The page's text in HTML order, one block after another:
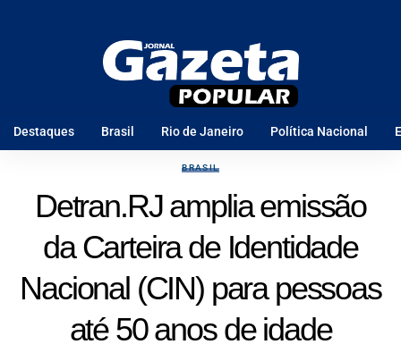
Destaques Brasil Rio de Janeiro Política Nacional
BRASIL
Detran.RJ amplia emissão
da Carteira de Identidade
Nacional (CIN) para pessoas
até 50 anos de idade